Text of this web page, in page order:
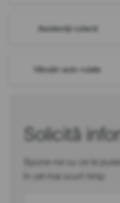
Asistență rutieră
Vânzări auto rulate
Solicită
Spune-ne cu ce te
în cel mai scurt timp